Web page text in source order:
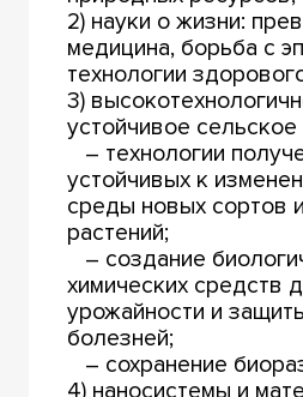
2) науки о жизни:
медицина, борьба с
технологии
3)
устойчивое сельское
– технологии
устойчивых к
среды новых сортов
растений;
– создание
химических средств
урожайности и
болезней;
– сохранение